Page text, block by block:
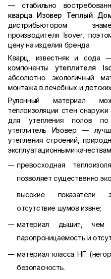
— стабильно
кварца Изовер Теплый
дистрибьютором
производителя Isover,
цену на изделия бренда.
Кварц, известняк и сода
компоненты утеплителя
абсолютно экологичный
монтажа в лечебных и
Рулонный материал
теплоизоляции стен
для утепления полов по
утеплитель Изовер —
утепления строений,
эксплуатационными
превосходная
позволяет существенно
высокие показатели
отсутствие шумов извне;
материал дышит, чем
паропроницаемость и
материал класса НГ
безопасность.